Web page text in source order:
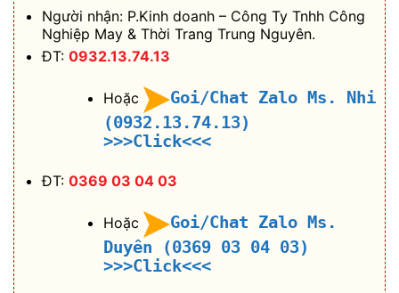
Người nhận: P.Kinh doanh – Công Ty Tnhh Công
Nghiệp May & Thời Trang Trung Nguyên.
ĐT: 0932.13.74.13
Hoặc
Goi/Chat Zalo Ms. Nhi
(0932.13.74.13)
>>>Click<<<
ĐT: 0369 03 04 03
Hoặc
Goi/Chat Zalo Ms.
Duyên (0369 03 04 03)
>>>Click<<<